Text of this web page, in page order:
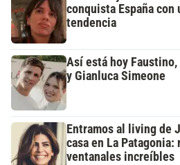
conquista España
tendencia
Así está hoy
y Gianluca Simeone
Entramos al living de
casa en La Patagonia:
ventanales increíbles